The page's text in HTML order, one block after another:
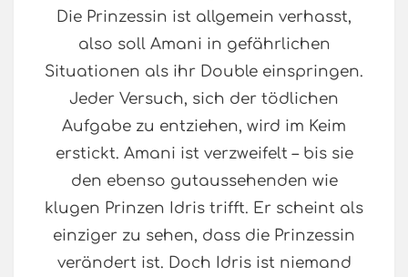
Die Prinzessin ist allgemein verhasst,
also soll Amani in gefährlichen
Situationen als ihr Double einspringen.
Jeder Versuch, sich der tödlichen
Aufgabe zu entziehen, wird im Keim
erstickt. Amani ist verzweifelt – bis sie
den ebenso gutaussehenden wie
klugen Prinzen Idris trifft. Er scheint als
einziger zu sehen, dass die Prinzessin
verändert ist. Doch Idris ist niemand